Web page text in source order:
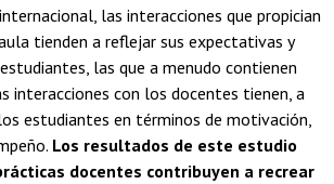
las interacciones que propician
tienden a reflejar sus expectativas y
las que a menudo contienen
interacciones con los docentes tienen, a
estudiantes en términos de motivación,
Los resultados de este estudio
docentes contribuyen a recrear